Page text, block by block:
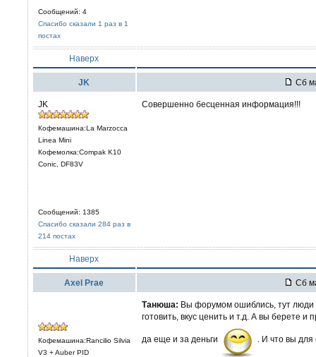
Сообщений: 4
Спасибо сказали 1 раз в 1
постах
Наверх
JK Сб
JK
Кофемашина:La Marzocca
Linea Mini
Кофемолка:Compak K10
Conic, DF83V
Сообщений: 1385
Спасибо сказали 284 раз в
214 постах
Совершенно бесценная информация!!!
Наверх
Axel Prae Сб
Кофемашина:Rancilio Silvia
V3 + Auber PID
Танюша: Вы форумом ошиблись, тут люди
готовить, вкус ценить и т.д. А вы берете
да еще и за деньги . И что вы